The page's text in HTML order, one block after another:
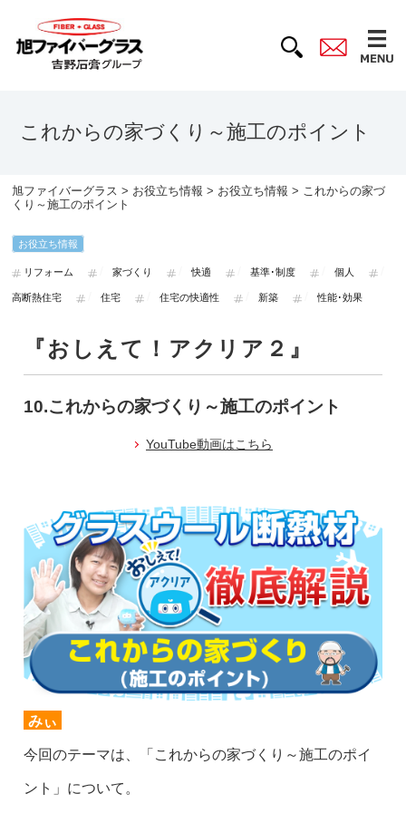
これからの家づくり～施工のポイント
旭ファイバーグラス > お役立ち情報 > お役立ち情報 > これからの家づ
くり～施工のポイント
お役立ち情報
リフォーム 家づくり 快適 基準･制度 個人
高断熱住宅 住宅 住宅の快適性 新築 性能･効果
『おしえて！アクリア２』
10.これからの家づくり～施工のポイント
YouTube動画はこちら
みぃ
今回のテーマは、「これからの家づくり～施工のポイ
ント」について。